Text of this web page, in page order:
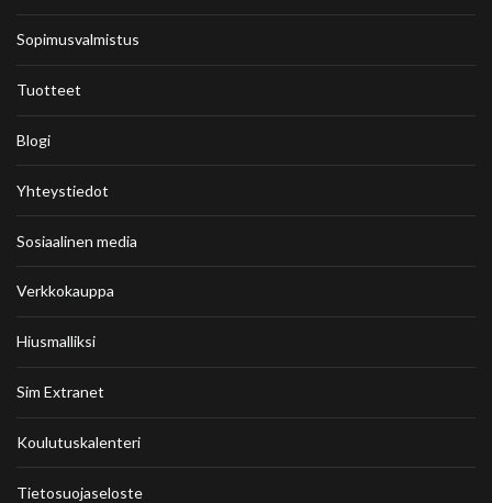
Sopimusvalmistus
Tuotteet
Blogi
Yhteystiedot
Sosiaalinen media
Verkkokauppa
Hiusmalliksi
Sim Extranet
Koulutuskalenteri
Tietosuojaseloste